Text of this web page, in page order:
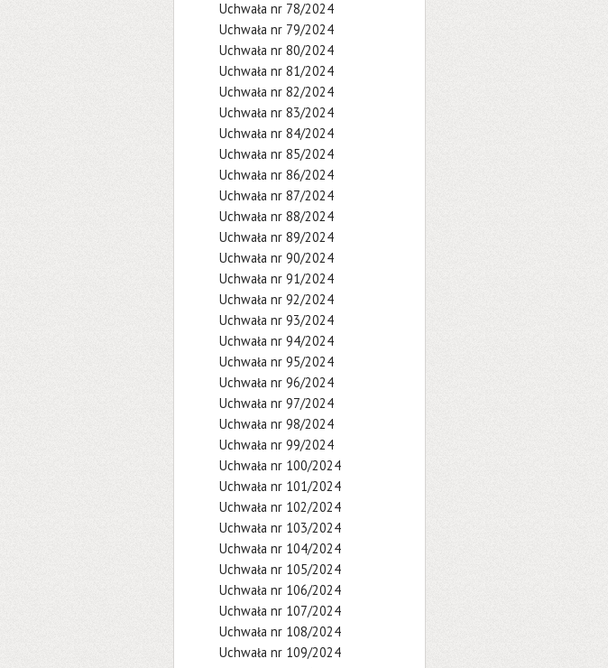
Uchwała nr 78/2024
Uchwała nr 79/2024
Uchwała nr 80/2024
Uchwała nr 81/2024
Uchwała nr 82/2024
Uchwała nr 83/2024
Uchwała nr 84/2024
Uchwała nr 85/2024
Uchwała nr 86/2024
Uchwała nr 87/2024
Uchwała nr 88/2024
Uchwała nr 89/2024
Uchwała nr 90/2024
Uchwała nr 91/2024
Uchwała nr 92/2024
Uchwała nr 93/2024
Uchwała nr 94/2024
Uchwała nr 95/2024
Uchwała nr 96/2024
Uchwała nr 97/2024
Uchwała nr 98/2024
Uchwała nr 99/2024
Uchwała nr 100/2024
Uchwała nr 101/2024
Uchwała nr 102/2024
Uchwała nr 103/2024
Uchwała nr 104/2024
Uchwała nr 105/2024
Uchwała nr 106/2024
Uchwała nr 107/2024
Uchwała nr 108/2024
Uchwała nr 109/2024